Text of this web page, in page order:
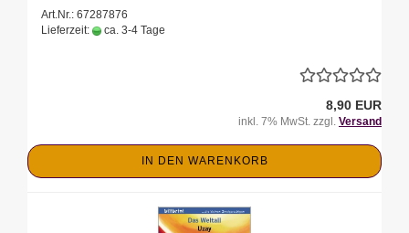
Art.Nr.: 67287876
Lieferzeit:
ca. 3-4 Tage
8,90 EUR
inkl. 7% MwSt. zzgl. Versand
IN DEN WARENKORB